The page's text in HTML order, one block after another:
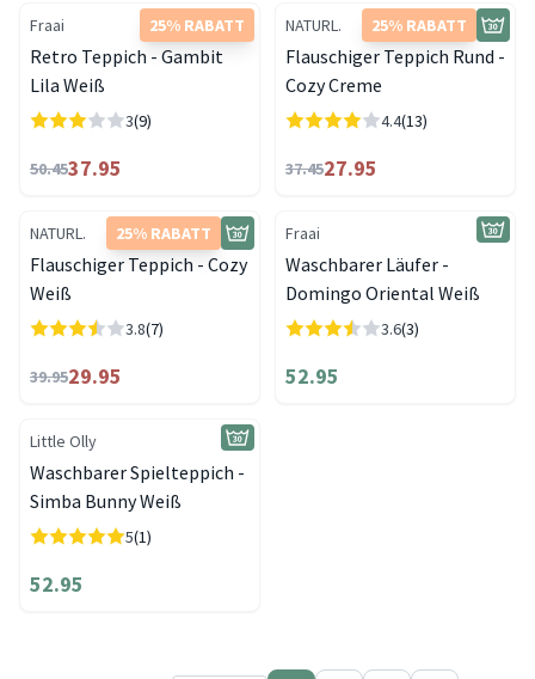
25% RABATT
Fraai
Retro Teppich - Gambit
Lila Weiß
3(9)
50.4537.95
25% RABATT
NATURL.
Flauschiger Teppich Rund -
Cozy Creme
4.4(13)
37.4527.95
25% RABATT
NATURL.
Flauschiger Teppich - Cozy
Weiß
3.8(7)
39.9529.95
Fraai
Waschbarer Läufer -
Domingo Oriental Weiß
3.6(3)
52.95
Little Olly
Waschbarer Spielteppich -
Simba Bunny Weiß
5(1)
52.95